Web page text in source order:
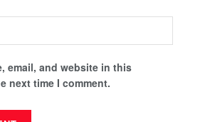
email, and website in this
next time I comment.